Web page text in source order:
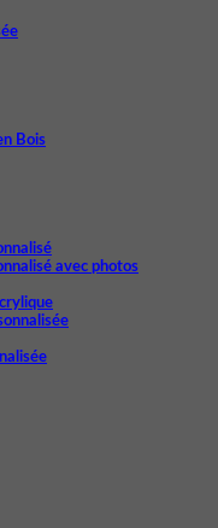
Bois
avec photos